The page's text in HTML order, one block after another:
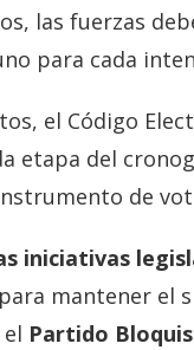
las fuerzas
para cada
el Código
etapa del
de
iniciativas
mantener el
Partido